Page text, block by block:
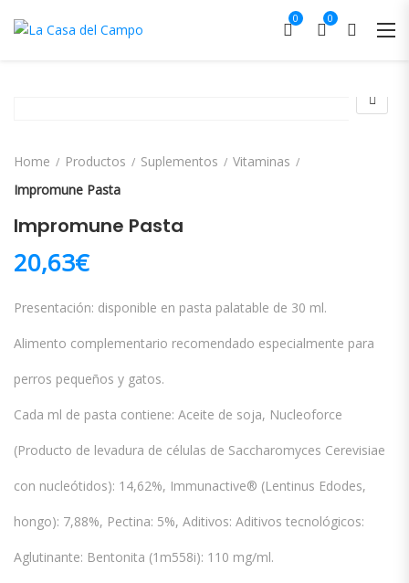
0 0
Home Productos Suplementos
Vitaminas
Impromune Pasta
Impromune Pasta
20,63€
Presentación: disponible en pasta palatable de 30 ml.
Alimento complementario recomendado especialmente para
perros pequeños y gatos.
Cada ml de pasta contiene: Aceite de soja, Nucleoforce
(Producto de levadura de células de Saccharomyces Cerevisiae
con nucleótidos): 14,62%, Immunactive® (Lentinus Edodes,
hongo): 7,88%, Pectina: 5%, Aditivos: Aditivos tecnológicos:
Aglutinante: Bentonita (1m558i): 110 mg/ml.